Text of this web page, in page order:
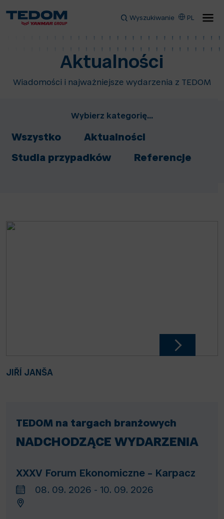
Wyszukiwanie PL
Aktualności
Wiadomości i najważniejsze wydarzenia z TEDOM
Wybierz kategorię...
Wszystko Aktualności
Studia przypadków Referencje
JIŘÍ JANŠA
TEDOM na targach branżowych
NADCHODZĄCE WYDARZENIA
XXXV Forum Ekonomiczne – Karpacz
08. 09. 2026 - 10. 09. 2026